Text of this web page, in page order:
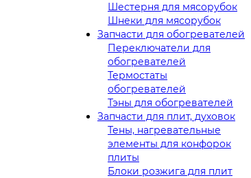
Шестерня для мясорубок
Шнеки для мясорубок
Запчасти для обогревателей
Переключатели для
обогревателей
Термостаты
обогревателей
Тэны для обогревателей
Запчасти для плит, духовок
Тены, нагревательные
элементы для конфорок
плиты
Блоки розжига для плит